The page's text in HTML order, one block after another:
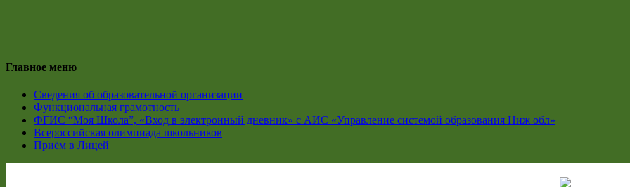
Главное меню
Сведения об образовательной организации
Функциональная грамотность
ФГИС “Моя Школа”, «Вход в электронный дневник» с АИС «Управление системой образования Ниж обл»
Всероссийская олимпиада школьников
Приём в Лицей